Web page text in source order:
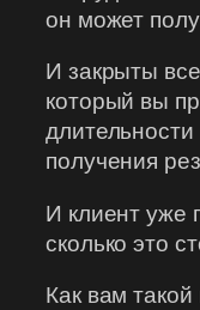
он может
И закрыты
который вы
получения
И клиент уже
сколько это
Как вам